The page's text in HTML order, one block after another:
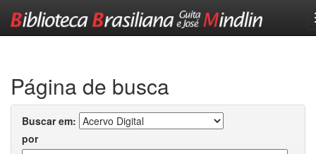
Página de busca
Buscar em:
por